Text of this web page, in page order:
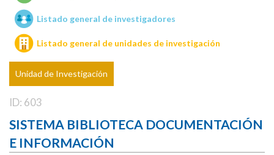
Unidades de investigación
Listado general de investigadores
Listado general de unidades de investigación
Unidad de Investigación
ID: 603
SISTEMA BIBLIOTECA DOCUMENTACIÓN
E INFORMACIÓN